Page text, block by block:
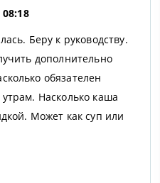
08:18
Беру к руководству.
дополнительно
обязателен
Насколько каша
Может как суп или